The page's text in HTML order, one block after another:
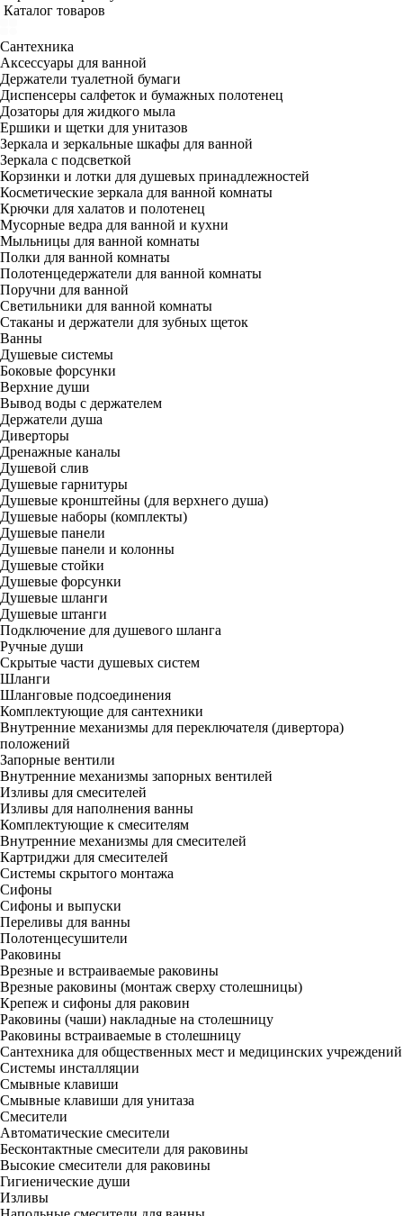
Каталог товаров
Сантехника
Аксессуары для ванной
Держатели туалетной бумаги
Диспенсеры салфеток и бумажных полотенец
Дозаторы для жидкого мыла
Ершики и щетки для унитазов
Зеркала и зеркальные шкафы для ванной
Зеркала с подсветкой
Корзинки и лотки для душевых принадлежностей
Косметические зеркала для ванной комнаты
Крючки для халатов и полотенец
Мусорные ведра для ванной и кухни
Мыльницы для ванной комнаты
Полки для ванной комнаты
Полотенцедержатели для ванной комнаты
Поручни для ванной
Светильники для ванной комнаты
Стаканы и держатели для зубных щеток
Ванны
Душевые системы
Боковые форсунки
Верхние души
Вывод воды с держателем
Держатели душа
Диверторы
Дренажные каналы
Душевой слив
Душевые гарнитуры
Душевые кронштейны (для верхнего душа)
Душевые наборы (комплекты)
Душевые панели
Душевые панели и колонны
Душевые стойки
Душевые форсунки
Душевые шланги
Душевые штанги
Подключение для душевого шланга
Ручные души
Скрытые части душевых систем
Шланги
Шланговые подсоединения
Комплектующие для сантехники
Внутренние механизмы для переключателя (дивертора)
положений
Запорные вентили
Внутренние механизмы запорных вентилей
Изливы для смесителей
Изливы для наполнения ванны
Комплектующие к смесителям
Внутренние механизмы для смесителей
Картриджи для смесителей
Системы скрытого монтажа
Сифоны
Сифоны и выпуски
Переливы для ванны
Полотенцесушители
Раковины
Врезные и встраиваемые раковины
Врезные раковины (монтаж сверху столешницы)
Крепеж и сифоны для раковин
Раковины (чаши) накладные на столешницу
Раковины встраиваемые в столешницу
Сантехника для общественных мест и медицинских учреждений
Системы инсталляции
Смывные клавиши
Смывные клавиши для унитаза
Смесители
Автоматические смесители
Бесконтактные смесители для раковины
Высокие смесители для раковины
Гигиенические души
Изливы